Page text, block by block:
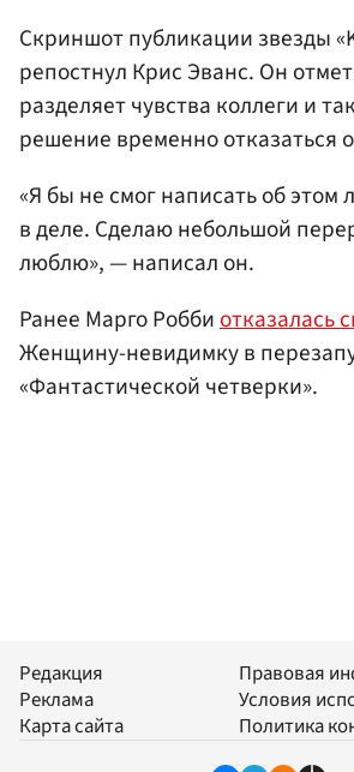
Скриншот публикации звезды
репостнул Крис Эванс. Он
разделяет чувства коллеги и
решение временно отказаться
«Я бы не смог написать об этом
в деле. Сделаю небольшой
люблю», — написал он.
Ранее Марго Роббиотказалась
Женщину-невидимку в
«Фантастической четверки».
Редакция
Реклама
Карта сайта
Правовая
Условия
Политика